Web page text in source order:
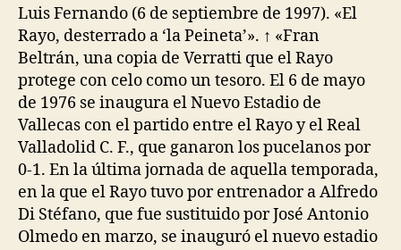
Luis Fernando (6 de septiembre de 1997). «El
Rayo, desterrado a ‘la Peineta’». ↑ «Fran
Beltrán, una copia de Verratti que el Rayo
protege con celo como un tesoro. El 6 de mayo
de 1976 se inaugura el Nuevo Estadio de
Vallecas con el partido entre el Rayo y el Real
Valladolid C. F., que ganaron los pucelanos por
0-1. En la última jornada de aquella temporada,
en la que el Rayo tuvo por entrenador a Alfredo
Di Stéfano, que fue sustituido por José Antonio
Olmedo en marzo, se inauguró el nuevo estadio